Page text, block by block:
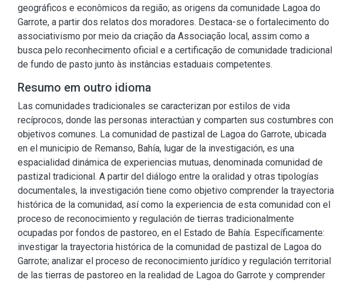
geográficos e econômicos da região; as origens da comunidade Lagoa do
Garrote, a partir dos relatos dos moradores. Destaca-se o fortalecimento do
associativismo por meio da criação da Associação local, assim como a
busca pelo reconhecimento oficial e a certificação de comunidade tradicional
de fundo de pasto junto às instâncias estaduais competentes.
Resumo em outro idioma
Las comunidades tradicionales se caracterizan por estilos de vida
recíprocos, donde las personas interactúan y comparten sus costumbres con
objetivos comunes. La comunidad de pastizal de Lagoa do Garrote, ubicada
en el municipio de Remanso, Bahía, lugar de la investigación, es una
espacialidad dinámica de experiencias mutuas, denominada comunidad de
pastizal tradicional. A partir del diálogo entre la oralidad y otras tipologías
documentales, la investigación tiene como objetivo comprender la trayectoria
histórica de la comunidad, así como la experiencia de esta comunidad con el
proceso de reconocimiento y regulación de tierras tradicionalmente
ocupadas por fondos de pastoreo, en el Estado de Bahía. Específicamente:
investigar la trayectoria histórica de la comunidad de pastizal de Lagoa do
Garrote; analizar el proceso de reconocimiento jurídico y regulación territorial
de las tierras de pastoreo en la realidad de Lagoa do Garrote y comprender